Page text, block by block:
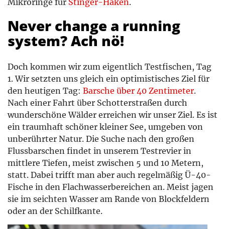
Never change a running
system? Ach nö!
Doch kommen wir zum eigentlich Testfischen, Tag
1. Wir setzten uns gleich ein optimistisches Ziel für
den heutigen Tag: Barsche über 40 Zentimeter.
Nach einer Fahrt über Schotterstraßen durch
wunderschöne Wälder erreichen wir unser Ziel. Es ist
ein traumhaft schöner kleiner See, umgeben von
unberührter Natur. Die Suche nach den großen
Flussbarschen findet in unserem Testrevier in
mittlere Tiefen, meist zwischen 5 und 10 Metern,
statt. Dabei trifft man aber auch regelmäßig Ü-40-
Fische in den Flachwasserbereichen an. Meist jagen
sie im seichten Wasser am Rande von Blockfeldern
oder an der Schilfkante.